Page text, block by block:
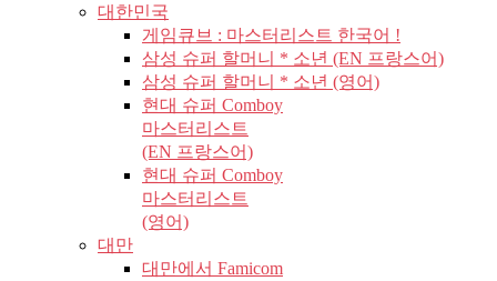
대한민국
게임큐브 : 마스터리스트 한국어 !
삼성 슈퍼 할머니 * 소년 (EN 프랑스어)
삼성 슈퍼 할머니 * 소년 (영어)
현대 슈퍼 Comboy
마스터리스트
(EN 프랑스어)
현대 슈퍼 Comboy
마스터리스트
(영어)
대만
대만에서 Famicom